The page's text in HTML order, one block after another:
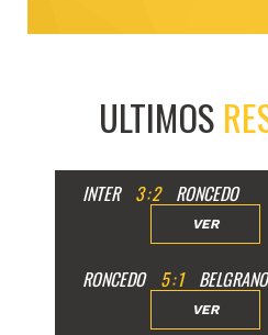
ULTIMOS
INTER 3:2 RONCEDO
VER
RONCEDO 5:1
VER